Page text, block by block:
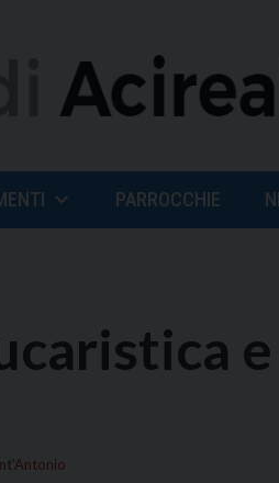
PARROCCHIE